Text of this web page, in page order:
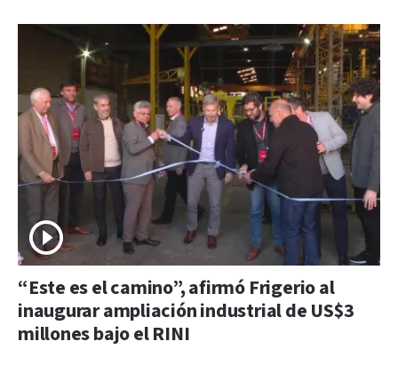
“Este es el camino”, afirmó Frigerio al
inaugurar ampliación industrial de US$3
millones bajo el RINI